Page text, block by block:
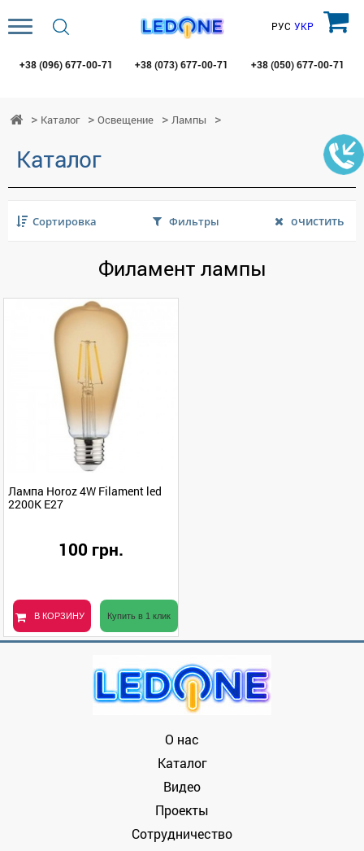
+38 (096) 677-00-71 +38 (073)677-00-71 +38 (050)677-00-71
РУС УКР
Каталог Освещение Лампы
Каталог
Сортировка Фильтры очистить
Филамент лампы
Лампа Horoz 4W Filament led
2200К E27
100 грн.
В КОРЗИНУ Купить в 1 клик
О нас
Каталог
Видео
Проекты
Сотрудничество